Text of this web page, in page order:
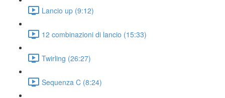
Lancio up (9:12)
12 combinazioni di lancio (15:33)
Twirling (26:27)
Sequenza C (8:24)